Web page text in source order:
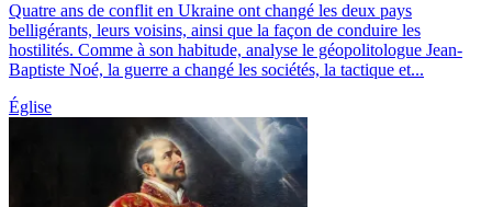
Quatre ans de conflit en Ukraine ont changé les deux pays
belligérants, leurs voisins, ainsi que la façon de conduire les
hostilités. Comme à son habitude, analyse le géopolitologue Jean-
Baptiste Noé, la guerre a changé les sociétés, la tactique et...
Église